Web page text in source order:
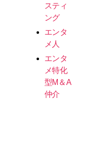
スティ
ング
エンタ
メ人
エンタ
メ特化
型M＆A
仲介